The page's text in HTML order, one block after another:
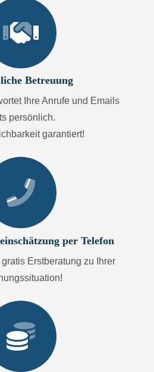
Betreuung
Ihre Anrufe und Emails
persönlich.
garantiert!
per Telefon
Erstberatung zu Ihrer